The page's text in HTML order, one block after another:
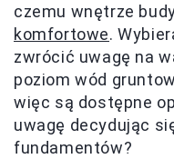
czemu wnętrze
komfortowe.
zwrócić uwagę na
poziom wód
więc są dostępne
uwagę decydując
fundamentów?